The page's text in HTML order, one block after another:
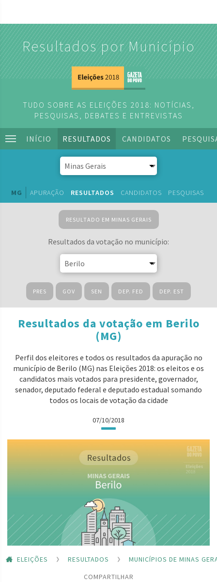
Resultados por Município
TUDO SOBRE AS ELEIÇÕES 2018: NOTÍCIAS,
PESQUISAS, DEBATES E ENTREVISTAS
INÍCIO RESULTADOS CANDIDATOS
MG APURAÇÃO RESULTADOS CANDIDATOS PESQUISAS
RESULTADO EM MINAS GERAIS
Resultados da votação no município:
PRES GOV SEN DEP. FED DEP. EST
Resultados da votação em Berilo
(MG)
Perfil dos eleitores e todos os resultados da apuração no
município de Berilo (MG) nas Eleições 2018: os eleitos e os
candidatos mais votados para presidente, governador,
senador, deputado federal e deputado estadual somando
todos os locais de votação da cidade
07/10/2018
ELEIÇÕES RESULTADOS
MUNICÍPIOS DE MINAS
COMPARTILHAR